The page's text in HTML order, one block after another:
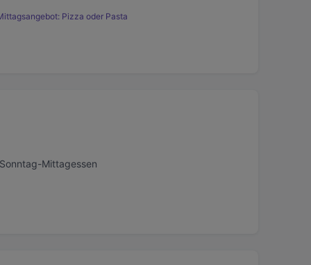
Pizza oder Pasta
Mittagessen